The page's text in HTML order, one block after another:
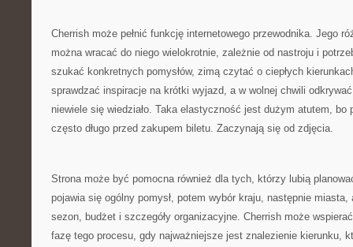
Cherrish może pełnić funkcję internetowego przewodnika. Jego
można wracać do niego wielokrotnie, zależnie od nastroju i
szukać konkretnych pomysłów, zimą czytać o ciepłych
sprawdzać inspiracje na krótki wyjazd, a w wolnej chwili
niewiele się wiedziało. Taka elastyczność jest dużym atutem, bo
często długo przed zakupem biletu. Zaczynają się od zdjęcia.
Strona może być pomocna również dla tych, którzy lubią
pojawia się ogólny pomysł, potem wybór kraju, następnie
sezon, budżet i szczegóły organizacyjne. Cherrish może
fazę tego procesu, gdy najważniejsze jest znalezienie kierunku,